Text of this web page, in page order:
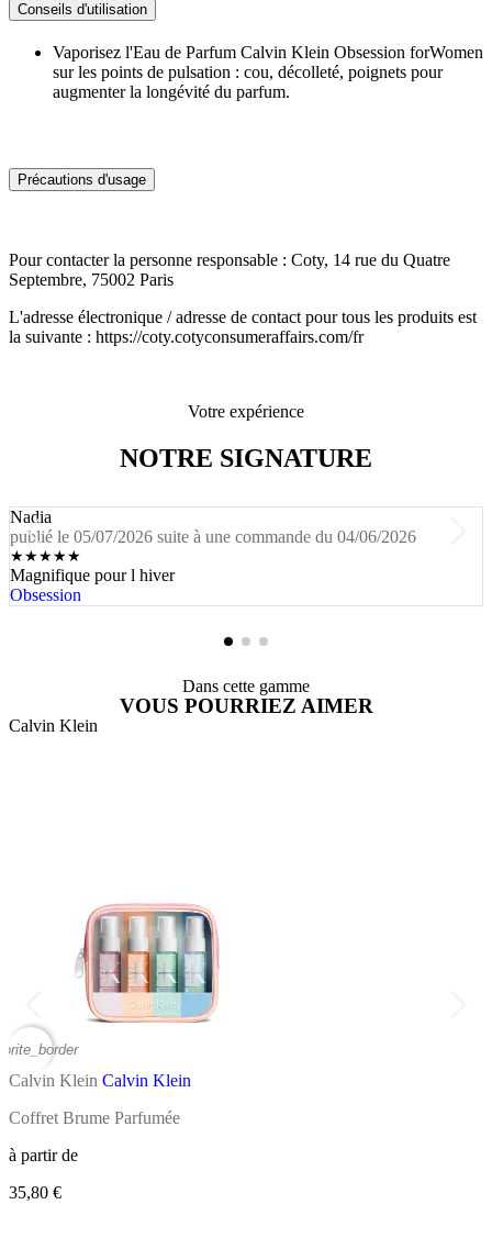
Conseils d'utilisation
Vaporisez l'Eau de Parfum Calvin Klein Obsession forWomen
sur les points de pulsation : cou, décolleté, poignets pour
augmenter la longévité du parfum.
Précautions d'usage
Pour contacter la personne responsable : Coty, 14 rue du Quatre
Septembre, 75002 Paris
L'adresse électronique / adresse de contact pour tous les produits est
la suivante : https://coty.cotyconsumeraffairs.com/fr
Votre expérience
NOTRE SIGNATURE
Nadia
publié le 05/07/2026 suite à une commande du 04/06/2026
★★★★★
Magnifique pour l hiver
Obsession
Dans cette gamme
VOUS POURRIEZ AIMER
Calvin Klein
Calvin Klein Calvin Klein
Coffret Brume Parfumée
à partir de
35,80 €